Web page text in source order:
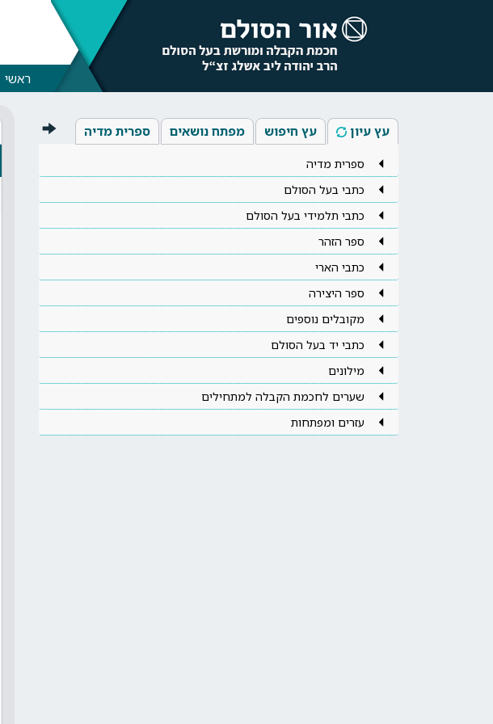
ראשי
עץ עיון עץ חיפוש מפתח נושאים ספרית מדיה
ספרית מדיה
כתבי בעל הסולם
כתבי תלמידי בעל הסולם
ספר הזהר
כתבי הארי
ספר היצירה
מקובלים נוספים
כתבי יד בעל הסולם
מילונים
שערים לחכמת הקבלה למתחילים
עזרים ומפתחות